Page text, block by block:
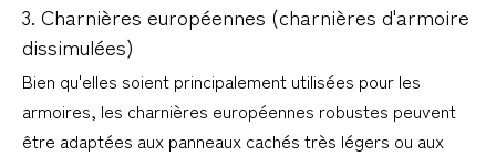
3. Charnières européennes (charnières d'armoire
dissimulées)
Bien qu'elles soient principalement utilisées pour les
armoires, les charnières européennes robustes peuvent
être adaptées aux panneaux cachés très légers ou aux